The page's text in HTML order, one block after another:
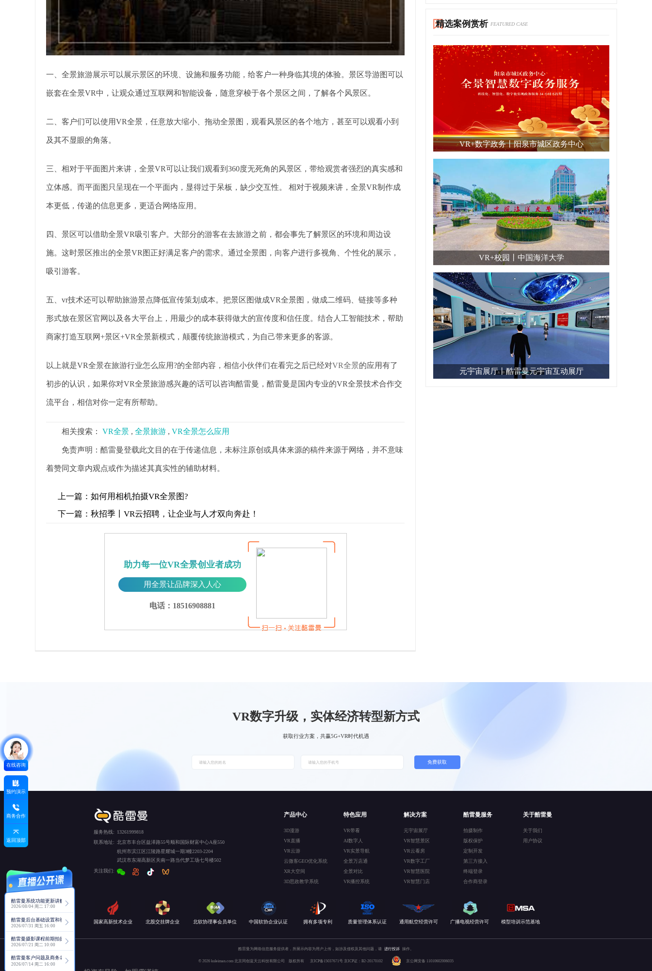
一、全景旅游展示可以展示景区的环境、设施和服务功能，给客户一种身临其境的体验。景区导游图可以
嵌套在全景VR中，让观众通过互联网和智能设备，随意穿梭于各个景区之间，了解各个风景区。
二、客户们可以使用VR全景，任意放大缩小、拖动全景图，观看风景区的各个地方，甚至可以观看小到
及其不显眼的角落。
三、相对于平面图片来讲，全景VR可以让我们观看到360度无死角的风景区，带给观赏者强烈的真实感和
立体感。而平面图只呈现在一个平面内，显得过于呆板，缺少交互性。 相对于视频来讲，全景VR制作成
本更低，传递的信息更多，更适合网络应用。
四、景区可以借助全景VR吸引客户。大部分的游客在去旅游之前，都会事先了解景区的环境和周边设
施。这时景区推出的全景VR图正好满足客户的需求。通过全景图，向客户进行多视角、个性化的展示，
吸引游客。
五、vr技术还可以帮助旅游景点降低宣传策划成本。把景区图做成VR全景图，做成二维码、链接等多种
形式放在景区官网以及各大平台上，用最少的成本获得做大的宣传度和信任度。结合人工智能技术，帮助
商家打造互联网+景区+VR全景新模式，颠覆传统旅游模式，为自己带来更多的客源。
以上就是VR全景在旅游行业怎么应用?的全部内容，相信小伙伴们在看完之后已经对VR全景的应用有了
初步的认识，如果你对VR全景旅游感兴趣的话可以咨询酷雷曼，酷雷曼是国内专业的VR全景技术合作交
流平台，相信对你一定有所帮助。
相关搜索： VR全景 , 全景旅游 , VR全景怎么应用
免责声明：酷雷曼登载此文目的在于传递信息，未标注原创或具体来源的稿件来源于网络，并不意味
着赞同文章内观点或作为描述其真实性的辅助材料。
上一篇： 如何用相机拍摄VR全景图?
下一篇： 秋招季丨VR云招聘，让企业与人才双向奔赴！
助力每一位VR全景创业者成功
用全景让品牌深入人心
电话：18516908881
精选案例赏析 FEATURED CASE
VR+数字政务丨阳泉市城区政务中心
VR+校园丨中国海洋大学
元宇宙展厅丨酷雷曼元宇宙互动展厅
在线咨询
预约演示
商务合作
返回顶部
酷雷曼系统功能更新讲解
2026/08/04 周二 17:00
酷雷曼后台基础设置和视角功能详解
2026/07/31 周五 16:00
酷雷曼摄影课程前期拍摄讲解
2026/07/21 周二 10:00
酷雷曼客户问题及商务老师回复分享
2026/07/14 周二 16:00
VR数字升级，实体经济转型新方式
获取行业方案，共赢5G+VR时代机遇
免费获取
服务热线:
13261999818
联系地址: 北京市丰台区益泽路55号顺和国际财富中心A座550
杭州市滨江区江陵路星耀城一期3幢2203-2204
武汉市东湖高新区关南一路当代梦工场七号楼502
关注我们:
产品中心
3D漫游
VR直播
VR云游
云微客GEO优化系统
XR大空间
3D思政教学系统
特色应用
VR带看
AI数字人
VR实景导航
全景万店通
全景对比
VR播控系统
解决方案
元宇宙展厅
VR智慧景区
VR云看房
VR数字工厂
VR智慧医院
VR智慧门店
酷雷曼服务
拍摄制作
版权保护
定制开发
第三方接入
终端登录
合作商登录
关于酷雷曼
关于我们
用户协议
国家高新技术企业 北股交挂牌企业 北软协理事会员单位 中国软协企业认证 拥有多项专利 质量管理体系认证 通用航空经营许可 广播电视经营许可 模型培训示范基地
酷雷曼为网络信息服务提供者，所展示内容为用户上传，如涉及侵权及其他问题，请 进行投诉 操作。
© 2026 kuleiman.com 北京同创蓝天云科技有限公司 版权所有 京ICP备15037671号 京ICP证：B2-20170102 京公网安备 11010602006035